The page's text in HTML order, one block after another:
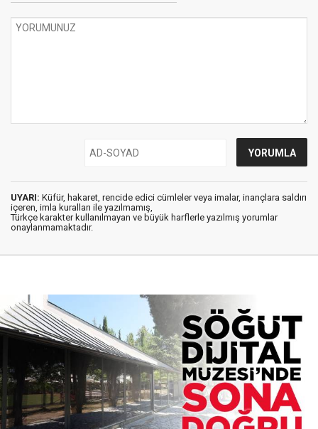
UYARI: Küfür, hakaret, rencide edici cümleler veya imalar, inançlara saldırı
içeren, imla kuralları ile yazılmamış,
Türkçe karakter kullanılmayan ve büyük harflerle yazılmış yorumlar
onaylanmamaktadır.